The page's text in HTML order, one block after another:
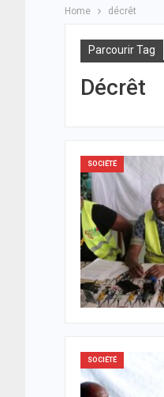
Home décrêt
Parcourir Tag
Décrêt
SOCIÉTÉ
SOCIÉTÉ